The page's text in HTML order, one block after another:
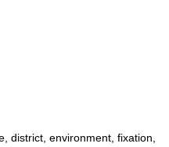
district, environment, fixation,